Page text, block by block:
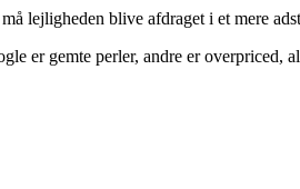
lejligheden blive afdraget i et mere
er gemte perler, andre er overpriced,